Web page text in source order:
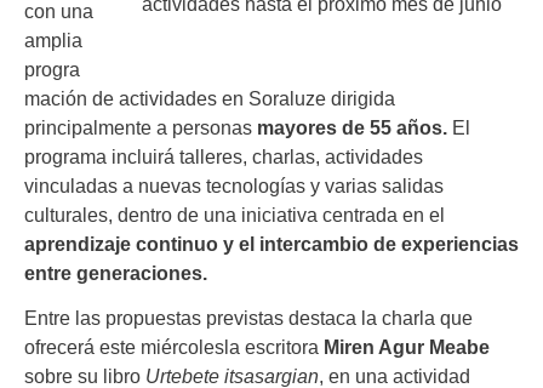
con una
amplia
progra
mación de actividades en Soraluze dirigida
principalmente a personas mayores de 55 años. El
programa incluirá talleres, charlas, actividades
vinculadas a nuevas tecnologías y varias salidas
culturales, dentro de una iniciativa centrada en el
aprendizaje continuo y el intercambio de experiencias
entre generaciones.
Entre las propuestas previstas destaca la charla que
ofrecerá este miércolesla escritora Miren Agur Meabe
sobre su libro Urtebete itsasargian , en una actividad